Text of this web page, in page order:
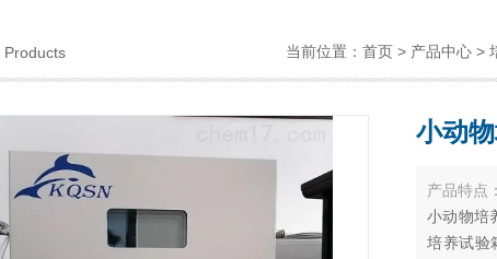
Products 当前位置： 首页 > 产品中心 >
小动
产品特点
小动物培
培养试验